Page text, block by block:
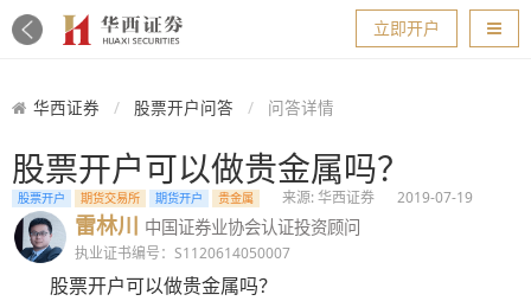
导航
立即开户
华西证券 股票开户问答 问答详情
股票开户可以做贵金属吗？
股票开户 期货交易所 期货开户 贵金属 来源: 华西证券 2019-07-19
雷林川 中国证券业协会认证投资顾问
执业证书编号：S1120614050007
股票开户可以做贵金属吗？